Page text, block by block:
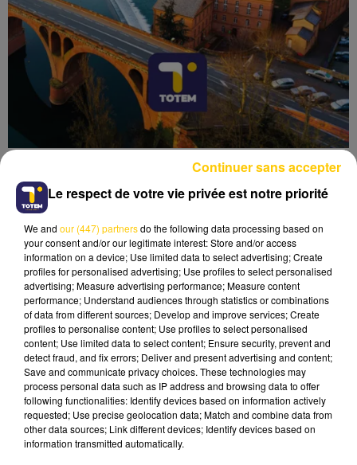
Lecture (6 min 12 sec)
8 juillet 2026 - 6 min 12 sec
L'INFO DU TARN DU 08/07/26 À 12H30
L'info du Tarn
Le respect de votre vie privée est notre priorité
We and our (447) partnersdo the following data processing based on
your consent and/or our legitimate interest: Store and/or access
information on a device; Use limited data to select advertising; Create
profiles for personalised advertising; Use profiles to select personalised
advertising; Measure advertising performance; Measure content
performance; Understand audiences through statistics or combinations
of data from different sources; Develop and improve services; Create
profiles to personalise content; Use profiles to select personalised
content; Use limited data to select content; Ensure security, prevent and
detect fraud, and fix errors; Deliver and present advertising and content;
Save and communicate privacy choices. These technologies may
process personal data such as IP address and browsing data to offer
following functionalities: Identify devices based on information actively
requested; Use precise geolocation data; Match and combine data from
other data sources; Link different devices; Identify devices based on
information transmitted automatically.
Continuer sans accepter